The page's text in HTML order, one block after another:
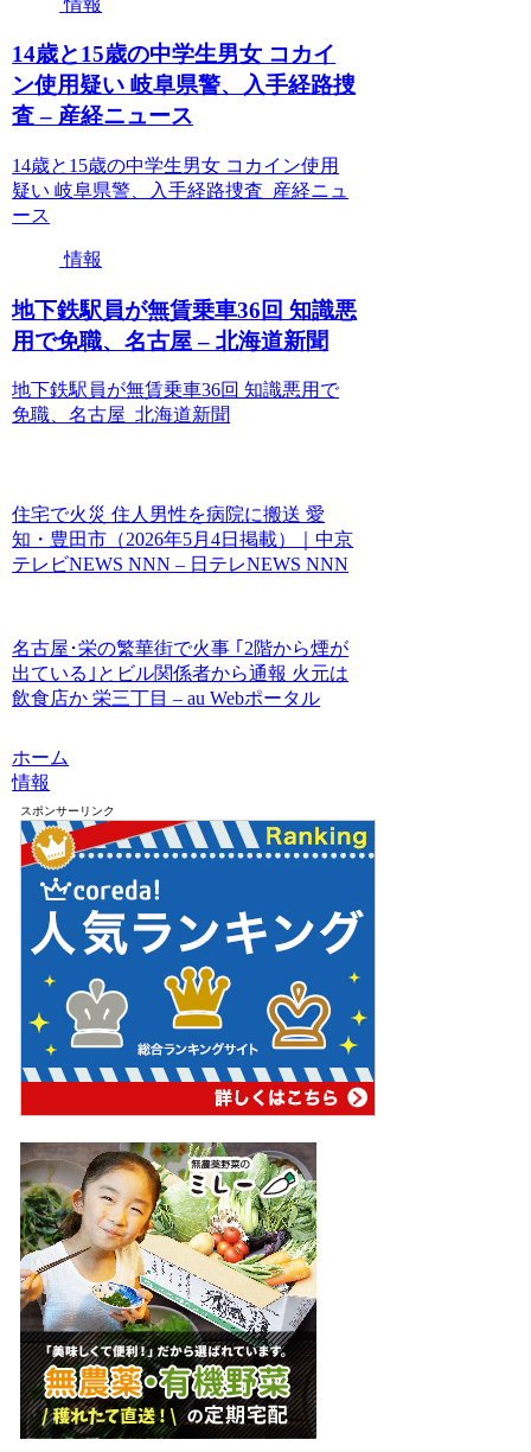
14歳と15歳の中学生男女 コカイ
ン使用疑い 岐阜県警、入手経路捜
査 – 産経ニュース
14歳と15歳の中学生男女 コカイン使用
疑い 岐阜県警、入手経路捜査 産経ニュ
ース
情報
地下鉄駅員が無賃乗車36回 知識悪
用で免職、名古屋 – 北海道新聞
地下鉄駅員が無賃乗車36回 知識悪用で
免職、名古屋 北海道新聞
住宅で火災 住人男性を病院に搬送 愛
知・豊田市（2026年5月4日掲載）｜中京
テレビNEWS NNN – 日テレNEWS NNN
名古屋･栄の繁華街で火事 ｢2階から煙が
出ている｣とビル関係者から通報 火元は
飲食店か 栄三丁目 – au Webポータル
ホーム
情報
スポンサーリンク